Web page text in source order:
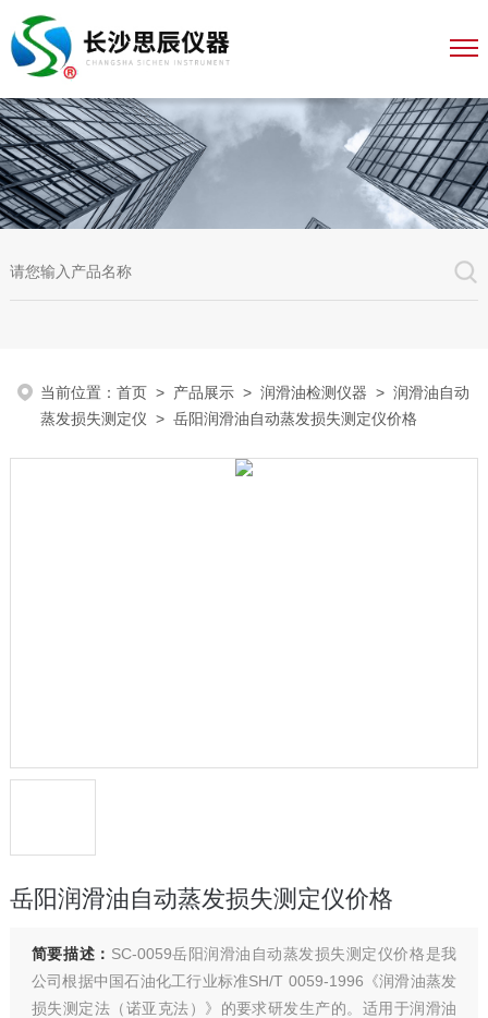
当前位置：首页 > 产品展示 >润滑油检测仪器 >润滑油自动
蒸发损失测定仪 > 岳阳润滑油自动蒸发损失测定仪价格
岳阳润滑油自动蒸发损失测定仪价格
简要描述： SC-0059岳阳润滑油自动蒸发损失测定仪价格是我
公司根据中国石油化工行业标准SH/T 0059-1996《润滑油蒸发
损失测定法（诺亚克法）》的要求研发生产的。适用于润滑油